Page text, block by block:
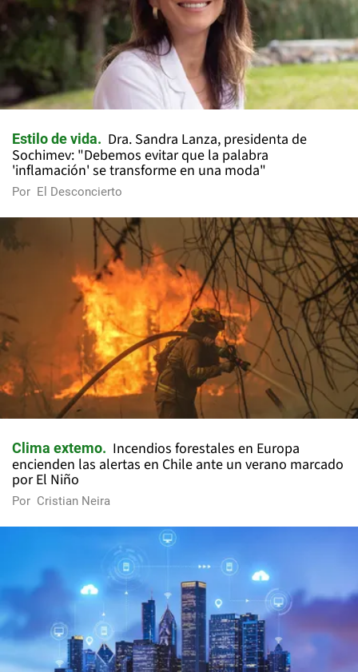
Estilo de vida
Dra. Sandra Lanza, presidenta de
Sochimev: "Debemos evitar que la palabra
'inflamación' se transforme en una moda"
Por El Desconcierto
Clima extemo
Incendios forestales en Europa
encienden las alertas en Chile ante un verano marcado
por El Niño
Por Cristian Neira